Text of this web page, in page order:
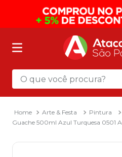
O que você procura?
Arte & Festa Pintura
Guache 500ml Azul Turquesa 0501
Termos mais buscados
mochila
2º sacola
3º papel toalha